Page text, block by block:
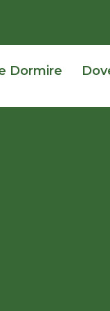
Dormire